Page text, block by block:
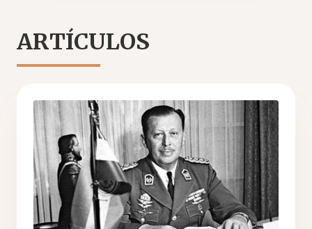
ARTÍCULOS